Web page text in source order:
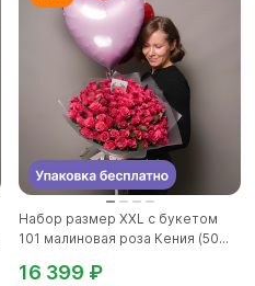
Набор размер ХХL с букетом
101 малиновая роза Кения (50...
16 399 ₽